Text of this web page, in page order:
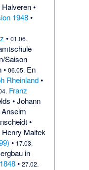
•
1948•
•01.06.
Saison
•06.05. En
Rheinland•
Franz
•Johann
Anselm
•
Henry Maitek
• 17.03.
in
•27.02.